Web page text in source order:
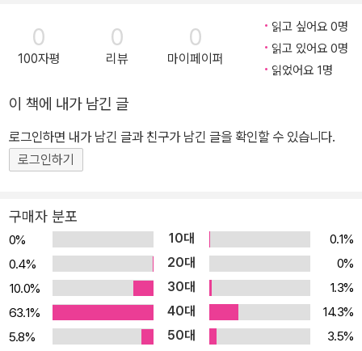
0
100자평
0
리뷰
0
마이페이퍼
읽고 싶어요 0명
읽고 있어요 0명
읽었어요 1명
이 책에 내가 남긴 글
로그인하면 내가 남긴 글과 친구가 남긴 글을 확인할 수 있습니다.
로그인하기
구매자 분포
0% 10대
0.1%
0.4%
20대
0%
10.0%
30대
1.3%
63.1%
40대
14.3%
5.8%
50대
3.5%